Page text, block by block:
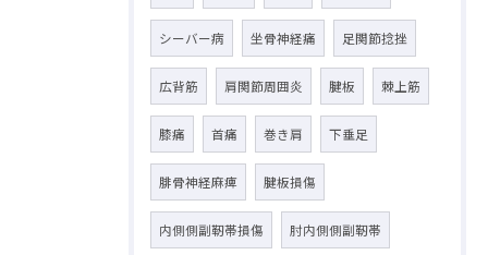
シーバー病 坐骨神経痛 足関節捻挫
広背筋 肩関節周囲炎 腱板 棘上筋
膝痛 首痛 巻き肩 下垂足
腓骨神経麻痺 腱板損傷
内側側副靭帯損傷 肘内側側副靭帯